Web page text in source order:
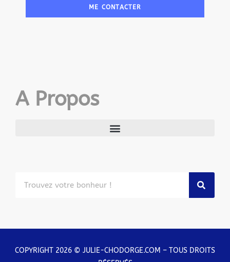
ME CONTACTER
A Propos
COPYRIGHT 2026 © JULIE-CHODORGE.COM – TOUS DROITS